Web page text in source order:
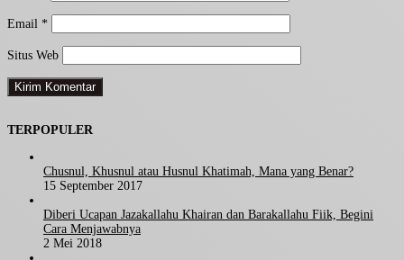
Email *
Situs Web
TERPOPULER
Chusnul, Khusnul atau Husnul Khatimah, Mana yang Benar?
15 September 2017
Diberi Ucapan Jazakallahu Khairan dan Barakallahu Fiik, Begini
Cara Menjawabnya
2 Mei 2018